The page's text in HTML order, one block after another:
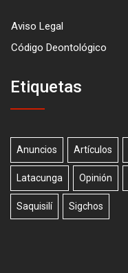
Aviso Legal
Código Deontológico
Etiquetas
Anuncios Artículos
Latacunga Opinión
Saquisilí Sigchos